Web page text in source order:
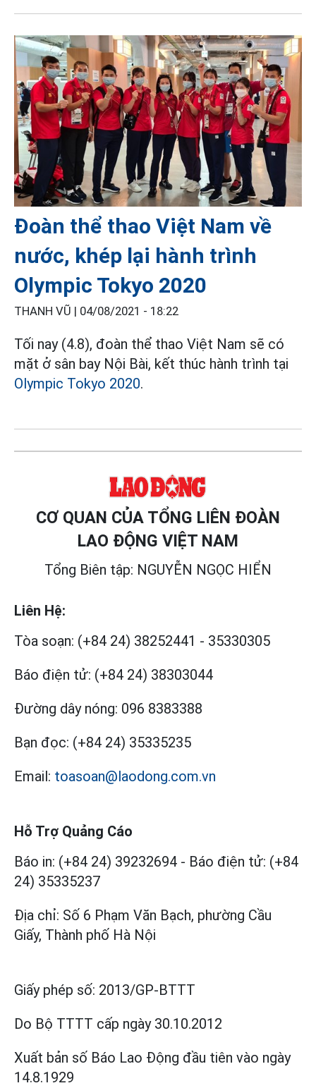
Đoàn thể thao Việt Nam về
nước, khép lại hành trình
Olympic Tokyo 2020
THANH VŨ | 04/08/2021 - 18:22
Tối nay (4.8), đoàn thể thao Việt Nam sẽ có
mặt ở sân bay Nội Bài, kết thúc hành trình tại
Olympic Tokyo 2020.
CƠ QUAN CỦA TỔNG LIÊN ĐOÀN
LAO ĐỘNG VIỆT NAM
Tổng Biên tập: NGUYỄN NGỌC HIỂN
Liên Hệ:
Tòa soạn: (+84 24) 38252441 - 35330305
Báo điện tử: (+84 24) 38303044
Đường dây nóng: 096 8383388
Bạn đọc: (+84 24) 35335235
Email: toasoan@laodong.com.vn
Hỗ Trợ Quảng Cáo
Báo in: (+84 24) 39232694 - Báo điện tử: (+84
24) 35335237
Địa chỉ: Số 6 Phạm Văn Bạch, phường Cầu
Giấy, Thành phố Hà Nội
Giấy phép số: 2013/GP-BTTT
Do Bộ TTTT cấp ngày 30.10.2012
Xuất bản số Báo Lao Động đầu tiên vào ngày
14.8.1929